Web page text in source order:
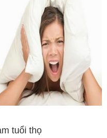
tuổi thọ